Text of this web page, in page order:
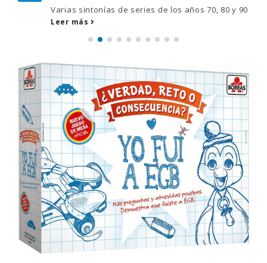
Varias sintonías de series de los años 70, 80 y 90
Leer más